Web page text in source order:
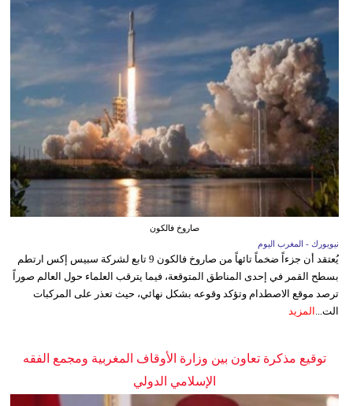
صاروخ فالكون
نيويورك - المغرب اليوم
يُعتقد أن جزءاً ضخماً تائهاً من صاروخ فالكون 9 تابع لشركة سبيس إكس ارتطم
بسطح القمر في إحدى المناطق المتوقعة، فيما يترقب العلماء حول العالم صوراً
ترصد موقع الاصطدام وتؤكد وقوعه بشكل نهائي، حيث تعذر على المركبات
الت...
المزيد
توقيع مذكرة تعاون بين وزارة الأوقاف المغربية ومجمع الفقه
الإسلامي الدولي